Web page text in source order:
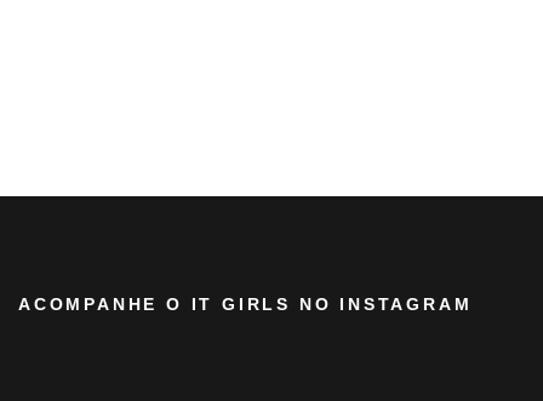
ACOMPANHE O IT GIRLS NO INSTAGRAM